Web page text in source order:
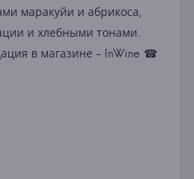
маракуйи и абрикоса,
и хлебными тонами.
в магазине - InWine ☎